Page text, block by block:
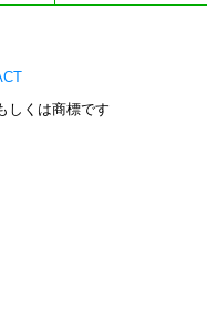
しくは商標です